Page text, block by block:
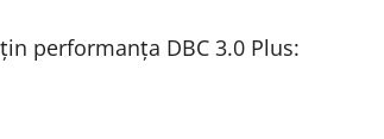
performanța DBC 3.0 Plus: